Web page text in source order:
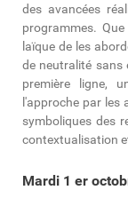
des avancées
programmes.
laïque de les
de neutralité sans
première ligne,
l'approche par les
symboliques des
contextualisation
Mardi 1 er